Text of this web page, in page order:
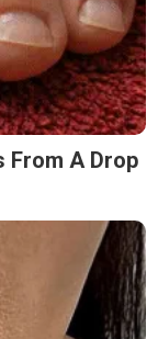
From A Drop